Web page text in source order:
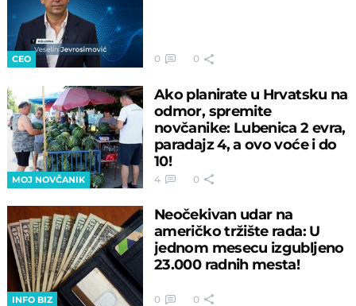
CEO 0 0
MOJ NOVČANIK
Ako planirate u Hrvatsku na
odmor, spremite
novčanike: Lubenica 2 evra,
paradajz 4, a ovo voće i do
10!
4 0
INFO BIZ
Neočekivan udar na
američko tržište rada: U
jednom mesecu izgubljeno
23.000 radnih mesta!
0 0